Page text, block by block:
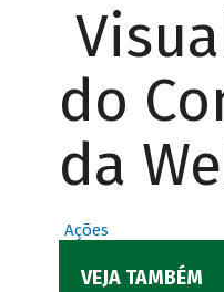
do
da
Ações
VEJA TAMBÉM